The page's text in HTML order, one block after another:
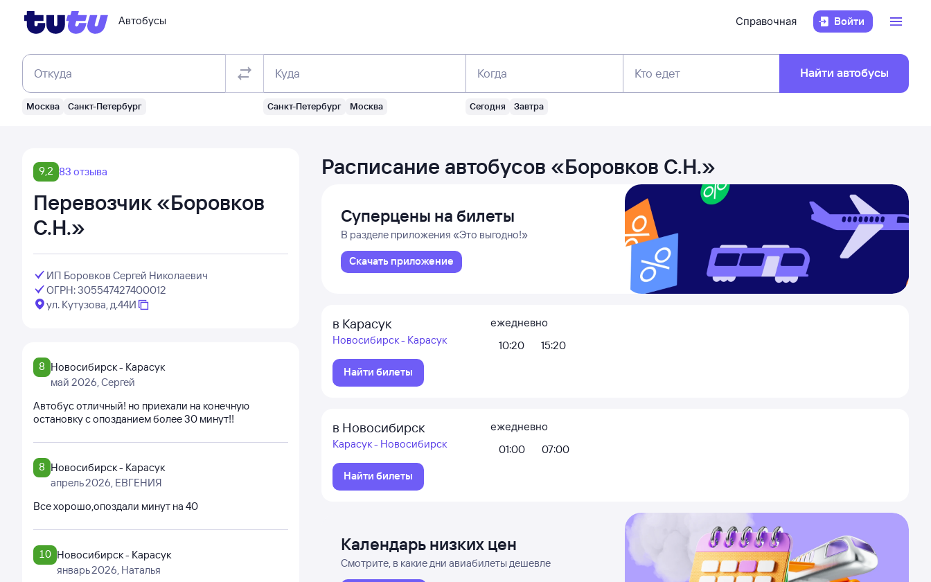
Автобусы Справочная Войти
Откуда
Москва Санкт-Петербург
Куда
Санкт-Петербург Москва
Когда
Сегодня Завтра
Кто едет Найти автобусы
9,2 83 отзыва
Перевозчик «Боровков
С.Н.»
ИП Боровков Сергей Николаевич
ОГРН: 305547427400012
ул. Кутузова, д.44И
Расписание автобусов «Боровков С.Н.»
Суперцены на билеты
В разделе приложения «Это выгодно!»
Скачать приложение
в Карасук
Новосибирск - Карасук
Найти билеты
ежедневно
10:20
15:20
в Новосибирск
Карасук - Новосибирск
Найти билеты
ежедневно
01:00
07:00
Календарь низких цен
Смотрите, в какие дни авиабилеты дешевле
8 Новосибирск - Карасук
май 2026, Сергей
Автобус отличный! но приехали на конечную
остановку с опозданием более 30 минут!!
8 Новосибирск - Карасук
апрель 2026, ЕВГЕНИЯ
Все хорошо,опоздали минут на 40
10 Новосибирск - Карасук
январь 2026, Наталья